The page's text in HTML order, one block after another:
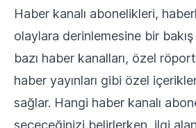
Haber kanalı abonelikleri,
olaylara derinlemesine bir bakış
bazı haber kanalları, özel
haber yayınları gibi özel
sağlar. Hangi haber kanalı
seçeceğinizi belirlerken, ilgi